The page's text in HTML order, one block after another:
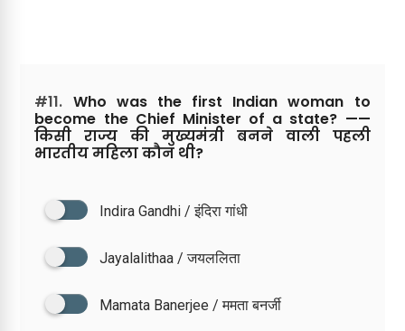
#11. Who was the first Indian woman to
become the Chief Minister of a state? ——
किसी राज्य की मुख्यमंत्री बनने वाली पहली
भारतीय महिला कौन थी?
Indira Gandhi / इंदिरा गांधी
Jayalalithaa / जयललिता
Mamata Banerjee / ममता बनर्जी